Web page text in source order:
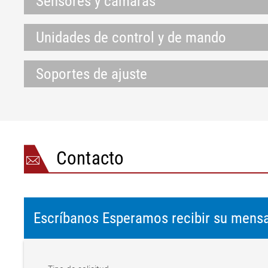
Unidades de control y de mando
Soportes de ajuste
Contacto
Escríbanos Esperamos recibir su